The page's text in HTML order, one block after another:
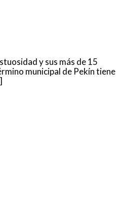
y sus más de 15
municipal de Pekín tiene